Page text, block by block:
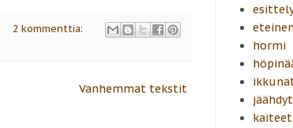
2 kommenttia:
Vanhemmat tekstit
hormi
kaiteet